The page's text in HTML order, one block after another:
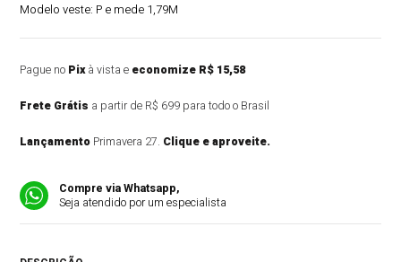
Modelo veste: P e mede 1,79M
Pague no Pixà vista e economize R$ 15,58
Frete Grátis a partir de R$ 699 para todo o Brasil
Lançamento Primavera 27. Clique e aproveite.
Compre via Whatsapp,
Seja atendido por um especialista